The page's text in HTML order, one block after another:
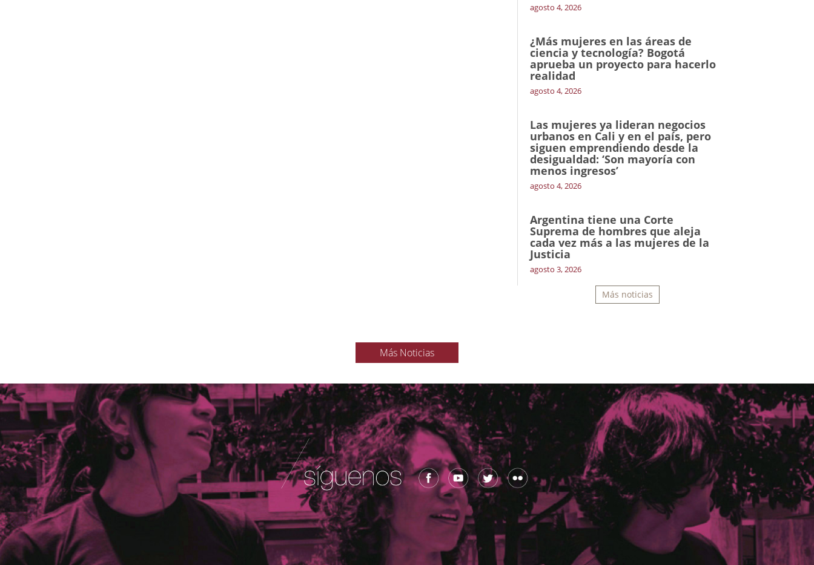
agosto 4, 2026
¿Más mujeres en las áreas de
ciencia y tecnología? Bogotá
aprueba un proyecto para hacerlo
realidad
agosto 4, 2026
Las mujeres ya lideran negocios
urbanos en Cali y en el país, pero
siguen emprendiendo desde la
desigualdad: ‘Son mayoría con
menos ingresos’
agosto 4, 2026
Argentina tiene una Corte
Suprema de hombres que aleja
cada vez más a las mujeres de la
Justicia
agosto 3, 2026
Más noticias
Más Noticias